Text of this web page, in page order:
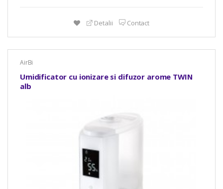
Detalii Contact
AirBi
Umidificator cu ionizare si difuzor arome TWIN
alb